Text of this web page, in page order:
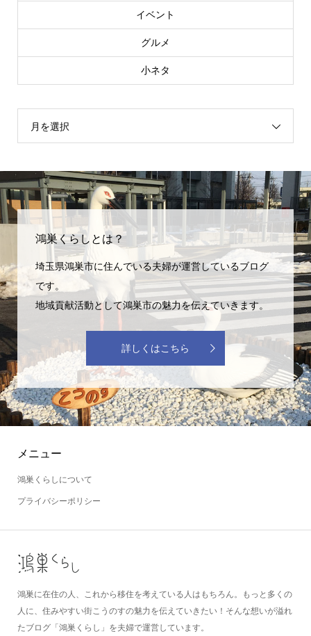
イベント
グルメ
小ネタ
月を選択
鴻巣くらしとは？
埼玉県鴻巣市に住んでいる夫婦が運営しているブログ
です。
地域貢献活動として鴻巣市の魅力を伝えていきます。
詳しくはこちら
メニュー
鴻巣くらしについて
プライバシーポリシー
鴻巣に在住の人、これから移住を考えている人はもちろん。もっと多くの
人に、住みやすい街こうのすの魅力を伝えていきたい！そんな想いが溢れ
たブログ「鴻巣くらし」を夫婦で運営しています。